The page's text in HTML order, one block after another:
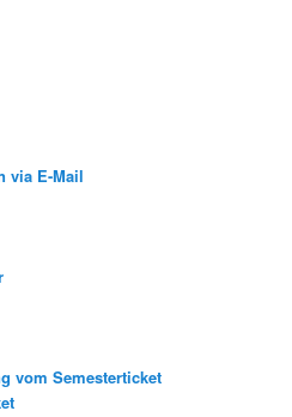
via E-Mail
vom Semesterticket